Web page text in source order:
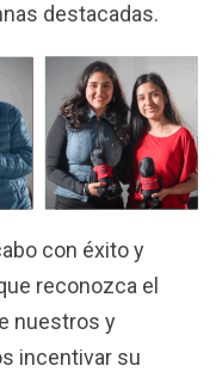
destacadas.
con éxito y
reconozca el
nuestros y
incentivar su